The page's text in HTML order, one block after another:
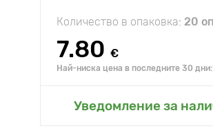
Количество в опаковка: 20 оп
7.80 €
Най-ниска цена в последните 30
Уведомление за